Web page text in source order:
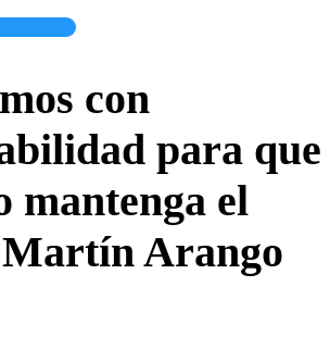
con
para que
mantenga el
Arango